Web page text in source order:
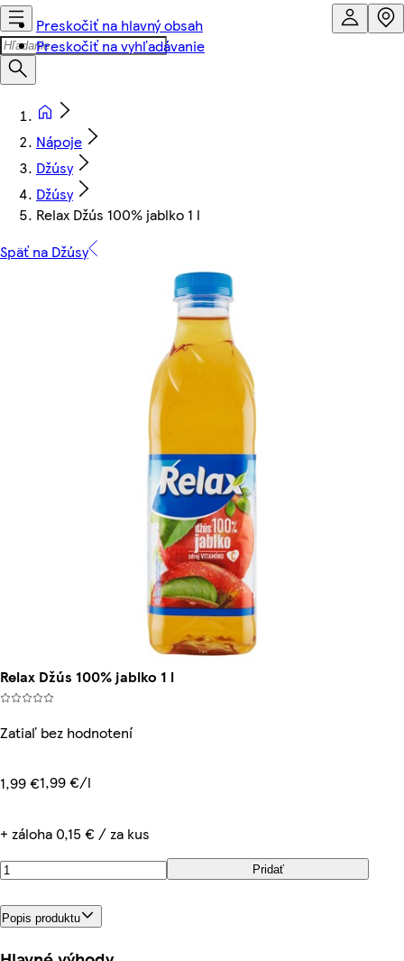
Preskočiť na hlavný obsah
Preskočiť na vyhľadávanie
Nápoje
Džúsy
Džúsy
Relax Džús 100% jablko 1 l
Späť na Džúsy
Relax Džús 100% jablko 1 l
Zatiaľ bez hodnotení
1,99 €1,99 €/l
+ záloha 0,15 € / za kus
Pridať
Popis produktu